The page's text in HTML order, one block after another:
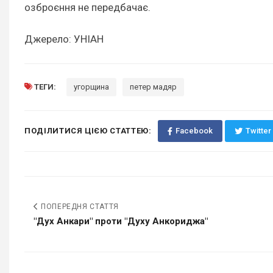
озброєння не передбачає.
Джерело: УНІАН
ТЕГИ: угорщина петер мадяр
ПОДІЛИТИСЯ ЦІЄЮ СТАТТЕЮ: Facebook Twitter
ПОПЕРЕДНЯ СТАТТЯ
"Дух Анкари" проти "Духу Анкориджа"